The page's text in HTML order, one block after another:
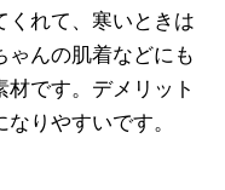
くれて、寒いときは
ゃんの肌着などにも
です。デメリット
りやすいです。